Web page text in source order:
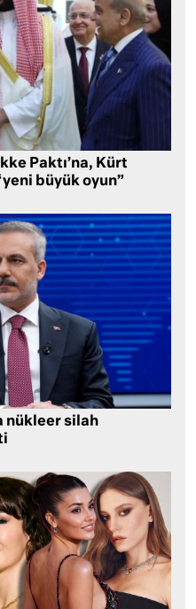
Paktı’na, Kürt
büyük oyun”
nükleer silah